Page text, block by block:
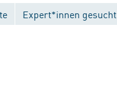
Expert*innen gesucht